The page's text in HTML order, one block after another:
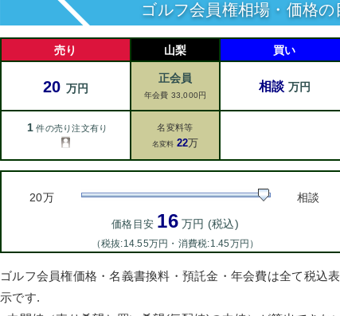
ゴルフ会員権相場・価格
売り
20 万円
1 件の売り注文有り
山梨
正会員
年会費 33,000円
名変料等
名変料 22万
買い
相談 万円
20万 相談
価格目安 16万円 (税込)
（税抜:14.55万円・消費税:1.45万円）
ゴルフ会員権価格・名義書換料・預託金・年会費は全て税込表
示です.